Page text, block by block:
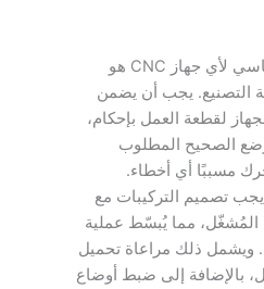
الهدف الأساسي لأي جهاز CNC هو
التصنيع. يجب أن يضمن
لقطعة العمل بإحكام،
الصحيح المطلوب
مسببًا أي أخطاء.
يجب تصميم التركيبات مع
المُشغّل، مما يُبسّط عملية
ويشمل ذلك مراعاة تحميل
بالإضافة إلى ضبط أوضاع